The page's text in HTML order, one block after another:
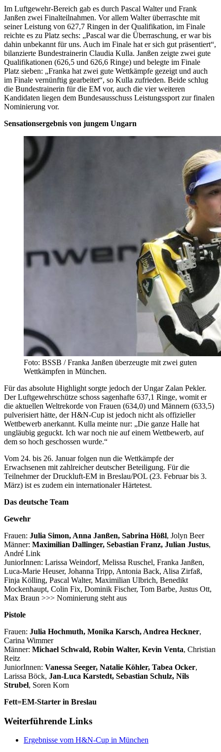
Im Luftgewehr-Bereich gab es durch Pascal Walter und Frank
Janßen zwei Finalteilnahmen. Vor allem Walter überraschte mit
seiner Leistung von 627,7 Ringen in der Qualifikation, im Finale
reichte es zu Platz sechs: „Pascal war die Überraschung, er war bis
dahin unbekannt für uns. Auch im Finale hat er sich gut präsentiert“,
bilanzierte Bundestrainerin Claudia Kulla. Janßen zeigte zwei gute
Qualifikationen (626,5 und 626,6 Ringe) und belegte im Finale
Platz sieben: „Franka hat zwei gute Wettkämpfe gezeigt und auch
im Finale vernünftig gearbeitet“, so Kulla zufrieden. Beide schlug
die Bundestrainerin für die EM vor, auch die vier weiteren
Kandidaten liegen dem Bundesausschuss Leistungssport zur finalen
Nominierung vor.
Sensationsergebnis von jungem Ungarn
Foto: BSSB / Franka Janßen überzeugte mit zwei guten
Wettkämpfen in München.
Für das absolute Highlight sorgte jedoch der Ungar Zalan Pekler.
Der Luftgewehrschütze schoss sagenhafte 637,1 Ringe, womit er
die aktuellen Weltrekorde von Frauen (634,0) und Männern (633,5)
pulverisiert hätte, der H&N-Cup ist jedoch nicht als offizieller
Wettbewerb anerkannt. Kulla meinte nur: „Die ganze Halle hat
ungläubig geguckt. Ich war noch nie auf einem Wettbewerb, auf
dem so hoch geschossen wurde.“
Vom 24. bis 26. Januar folgen nun die Wettkämpfe der
Erwachsenen mit zahlreicher deutscher Beteiligung. Für die
Teilnehmer der Druckluft-EM in Breslau/POL (23. Februar bis 3.
März) ist es zudem ein internationaler Härtetest.
Das deutsche Team
Gewehr
Frauen: Julia Simon, Anna Janßen, Sabrina Hößl, Jolyn Beer
Männer: Maximilian Dallinger, Sebastian Franz, Julian Justus,
André Link
JuniorInnen: Larissa Weindorf, Melissa Ruschel, Franka Janßen,
Luca-Marie Heuser, Johanna Tripp, Antonia Back, Alisa Zirfaß,
Finja Kölling, Pascal Walter, Maximilian Ulbrich, Benedikt
Mockenhaupt, Colin Fix, Dominik Fischer, Tom Barbe, Justus Ott,
Max Braun >>> Nominierung steht aus
Pistole
Frauen: Julia Hochmuth, Monika Karsch, Andrea Heckner,
Carina Wimmer
Männer: Michael Schwald, Robin Walter, Kevin Venta, Christian
Reitz
JuniorInnen: Vanessa Seeger, Natalie Köhler, Tabea Ocker,
Larissa Böck, Jan-Luca Karstedt, Sebastian Schulz, Nils
Strubel, Soren Korn
Fett=EM-Starter in Breslau
Weiterführende Links
Ergebnisse vom H&N-Cup in München